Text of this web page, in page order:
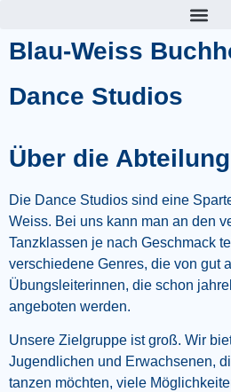
Blau-Weiss
Dance Studios
Über die Abteilung
Die Dance Studios sind eine
Weiss. Bei uns kann man an den
Tanzklassen je nach Geschmack
verschiedene Genres, die von gut
Übungsleiterinnen, die schon
angeboten werden.
Unsere Zielgruppe ist groß. Wir
Jugendlichen und Erwachsenen,
tanzen möchten, viele